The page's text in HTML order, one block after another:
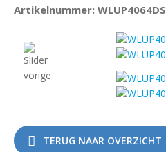
Artikelnummer: WLUP4064DS
TERUG NAAR OVERZICHT